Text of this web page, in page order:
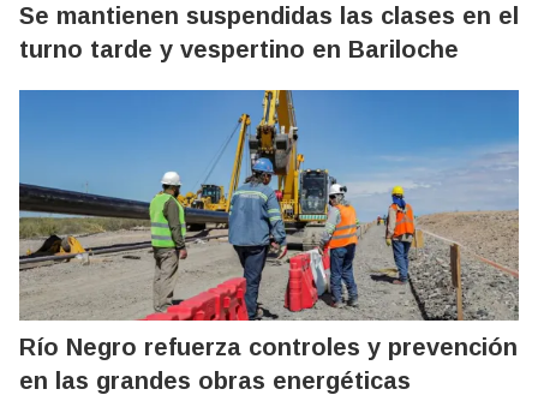
Se mantienen suspendidas las clases en el
turno tarde y vespertino en Bariloche
Río Negro refuerza controles y prevención
en las grandes obras energéticas